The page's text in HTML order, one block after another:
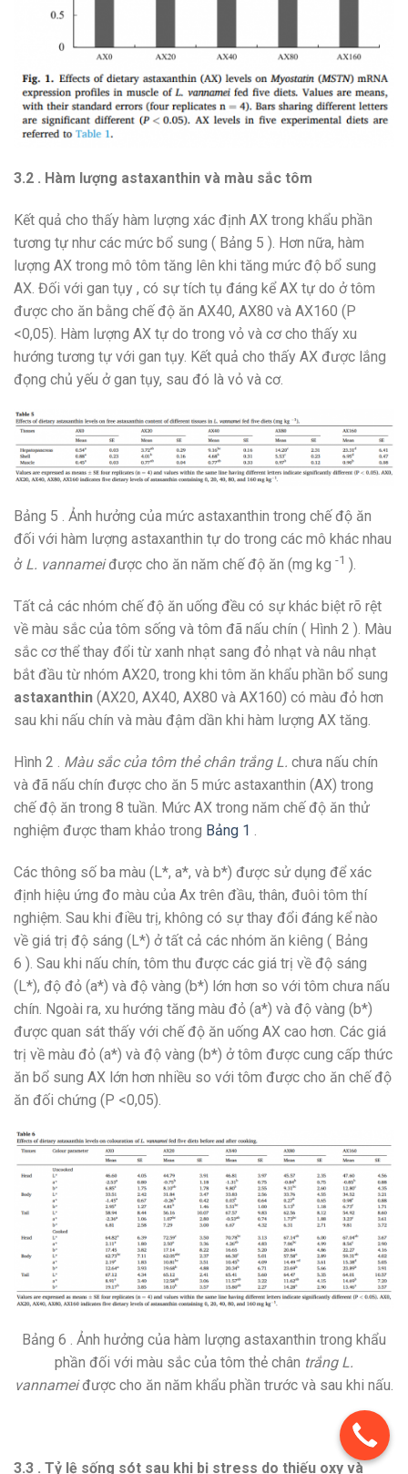
3.2 . Hàm lượng astaxanthin và màu sắc tôm
Kết quả cho thấy hàm lượng xác định AX trong khẩu phần
tương tự như các mức bổ sung ( Bảng 5 ). Hơn nữa, hàm
lượng AX trong mô tôm tăng lên khi tăng mức độ bổ sung
AX. Đối với gan tụy , có sự tích tụ đáng kể AX tự do ở tôm
được cho ăn bằng chế độ ăn AX40, AX80 và AX160 (P
<0,05). Hàm lượng AX tự do trong vỏ và cơ cho thấy xu
hướng tương tự với gan tụy. Kết quả cho thấy AX được lắng
đọng chủ yếu ở gan tụy, sau đó là vỏ và cơ.
Bảng 5 . Ảnh hưởng của mức astaxanthin trong chế độ ăn
đối với hàm lượng astaxanthin tự do trong các mô khác nhau
ở L. vannameiđược cho ăn năm chế độ ăn (mg kg -1 ).
Tất cả các nhóm chế độ ăn uống đều có sự khác biệt rõ rệt
về màu sắc của tôm sống và tôm đã nấu chín ( Hình 2 ). Màu
sắc cơ thể thay đổi từ xanh nhạt sang đỏ nhạt và nâu nhạt
bắt đầu từ nhóm AX20, trong khi tôm ăn khẩu phần bổ sung
astaxanthin (AX20, AX40, AX80 và AX160) có màu đỏ hơn
sau khi nấu chín và màu đậm dần khi hàm lượng AX tăng.
Hình 2 . Màu sắc của tôm thẻ chân trắng L. chưa nấu chín
và đã nấu chín được cho ăn 5 mức astaxanthin (AX) trong
chế độ ăn trong 8 tuần. Mức AX trong năm chế độ ăn thử
nghiệm được tham khảo trong Bảng 1
Các thông số ba màu (L*, a*, và b*) được sử dụng để xác
định hiệu ứng đo màu của Ax trên đầu, thân, đuôi tôm thí
nghiệm. Sau khi điều trị, không có sự thay đổi đáng kể nào
về giá trị độ sáng (L*) ở tất cả các nhóm ăn kiêng ( Bảng
6 ). Sau khi nấu chín, tôm thu được các giá trị về độ sáng
(L*), độ đỏ (a*) và độ vàng (b*) lớn hơn so với tôm chưa nấu
chín. Ngoài ra, xu hướng tăng màu đỏ (a*) và độ vàng (b*)
được quan sát thấy với chế độ ăn uống AX cao hơn. Các giá
trị về màu đỏ (a*) và độ vàng (b*) ở tôm được cung cấp thức
ăn bổ sung AX lớn hơn nhiều so với tôm được cho ăn chế độ
ăn đối chứng (P <0,05).
Bảng 6 . Ảnh hưởng của hàm lượng astaxanthin trong khẩu
phần đối với màu sắc của tôm thẻ chân trắng L.
vannameiđược cho ăn năm khẩu phần trước và sau khi nấu.
3.3 . Tỷ lệ sống sót sau khi bị stress do thiếu oxy và